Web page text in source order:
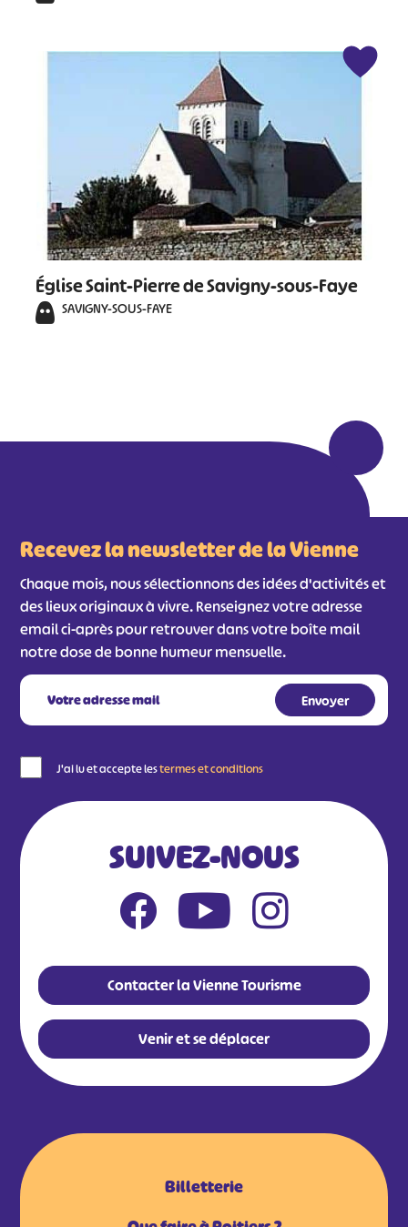
Église Saint-Pierre de Savigny-sous-Faye
SAVIGNY-SOUS-FAYE
Recevez la newsletter de la Vienne
Chaque mois, nous sélectionnons des idées d'activités et
des lieux originaux à vivre. Renseignez votre adresse
email ci-après pour retrouver dans votre boîte mail
notre dose de bonne humeur mensuelle.
J'ai lu et accepte lestermes et conditions
SUIVEZ-NOUS
Contacter la Vienne Tourisme
Venir et se déplacer
Billetterie